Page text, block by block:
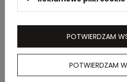
zewnętrznego
OPIS
POTWIERDZAM
POTWIERDZAM